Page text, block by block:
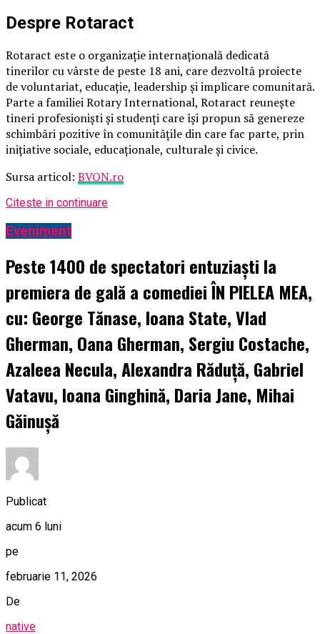
Despre Rotaract
Rotaract este o organizație internațională dedicată
tinerilor cu vârste de peste 18 ani, care dezvoltă proiecte
de voluntariat, educație, leadership și implicare comunitară.
Parte a familiei Rotary International, Rotaract reunește
tineri profesioniști și studenți care își propun să genereze
schimbări pozitive în comunitățile din care fac parte, prin
inițiative sociale, educaționale, culturale și civice.
Sursa articol: BVON.ro
Citeste in continuare
Eveniment
Peste 1400 de spectatori entuziaști la
premiera de gală a comediei ÎN PIELEA MEA,
cu: George Tănase, Ioana State, Vlad
Gherman, Oana Gherman, Sergiu Costache,
Azaleea Necula, Alexandra Răduță, Gabriel
Vatavu, Ioana Ginghină, Daria Jane, Mihai
Găinușă
Publicat
acum 6 luni
pe
februarie 11, 2026
De
native